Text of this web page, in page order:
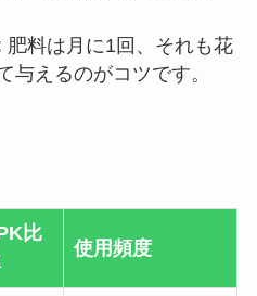
肥料は月に1回、それも花
与えるのがコツです。
比
使用頻度